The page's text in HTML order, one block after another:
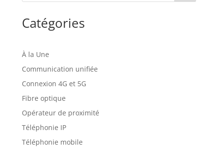
Catégories
À la Une
Communication unifiée
Connexion 4G et 5G
Fibre optique
Opérateur de proximité
Téléphonie IP
Téléphonie mobile